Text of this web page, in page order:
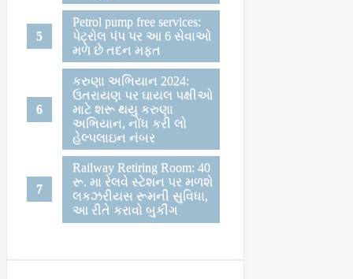
Petrol pump free services:
પેટ્રોલ પંપ પર આ 6 સેવાઓ
મળે છે તદન મફત
કરુણા અભિયાન 2024:
ઉતરાયણ પર ઘાયલ પક્ષીઓ
માટે શરૂ થયુ કરુણા
અભિયાન, નોંધ કરી લો
હેલ્પલાઇન નંબર
Railway Retiring Room: 40
રૂ. મા રેલવે સ્ટેશન પર મળશે
લકઝરીયસ રૂમની સુવિધા,
આ રીતે કરાવો બુકીંગ